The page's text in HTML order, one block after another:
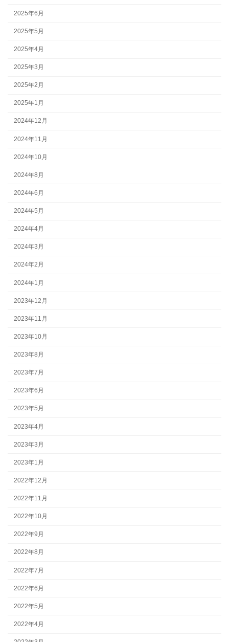
2025年6月
2025年5月
2025年4月
2025年3月
2025年2月
2025年1月
2024年12月
2024年11月
2024年10月
2024年8月
2024年6月
2024年5月
2024年4月
2024年3月
2024年2月
2024年1月
2023年12月
2023年11月
2023年10月
2023年8月
2023年7月
2023年6月
2023年5月
2023年4月
2023年3月
2023年1月
2022年12月
2022年11月
2022年10月
2022年9月
2022年8月
2022年7月
2022年6月
2022年5月
2022年4月